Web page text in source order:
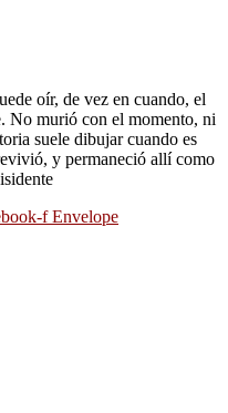
oír, de vez en cuando, el
No murió con el momento, ni
suele dibujar cuando es
y permaneció allí como
f Envelope